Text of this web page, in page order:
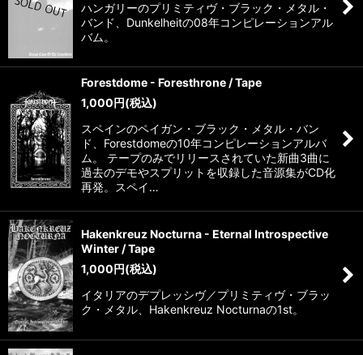
ハンガリーのプリミティヴ・ブラック・メタル・
バンド、Dunkelheitの08年コンピレーションアル
バム。
Forestdome - Foresthrone / Tape
1,000円(税込)
スペインのペイガン・ブラック・メタル・バン
ド、Forestdomeの10年コンピレーションアルバ
ム。 テープのみでリリースされていた新曲3曲に
過去のデモやスプリットを収録した音源集がCD化
再発。スペイ…
Hakenkreuz Nocturna - Eternal Introspective
Winter / Tape
1,000円(税込)
イタリアのデプレッシヴ／プリミティヴ・ブラッ
ク・メタル、Hakenkreuz Nocturnaの1st。